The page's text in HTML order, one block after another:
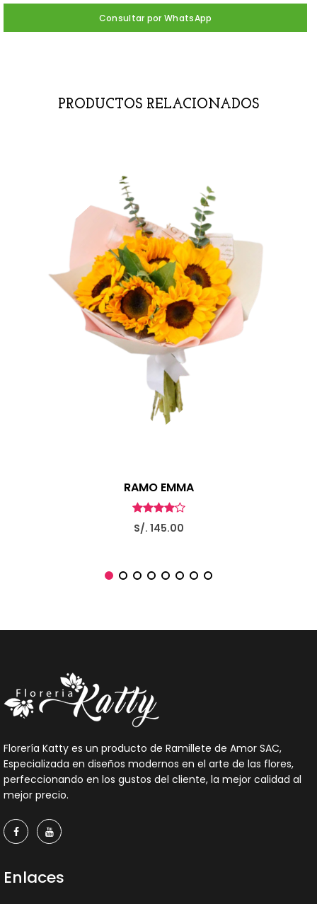
Consultar por WhatsApp
PRODUCTOS RELACIONADOS
RAMO EMMA
S/. 145.00
Florería Katty es un producto de Ramillete de Amor SAC,
Especializada en diseños modernos en el arte de las flores,
perfeccionando en los gustos del cliente, la mejor calidad al
mejor precio.
Enlaces